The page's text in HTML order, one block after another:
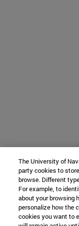
The University of
party cookies to
browse. Different
For example, to
about your browsing
personalize how the
cookies you want to